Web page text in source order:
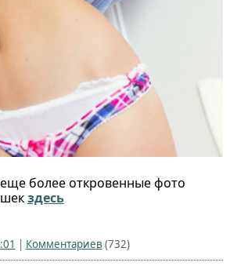
более откровенные фото
здесь
| Комментариев (732)